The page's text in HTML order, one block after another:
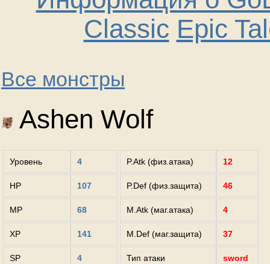
Classic Epic
Все монстры
Ashen Wolf
Уровень 4
HP 107
MP 68
XP 141
SP 4
P.Atk (физ.атака) 12
P.Def (физ.защита) 46
M.Atk (маг.атака) 4
M.Def (маг.защита) 37
Тип атаки sword